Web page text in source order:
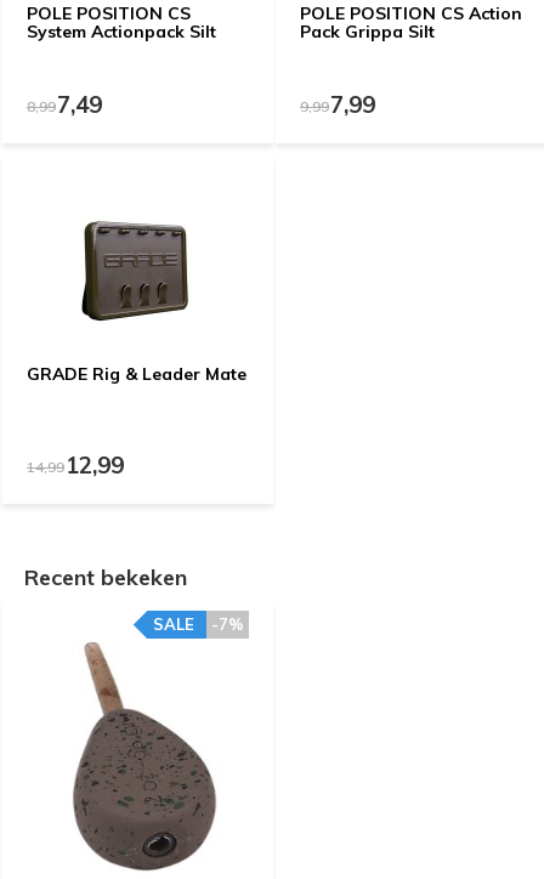
POLE POSITION CS
System Actionpack Silt
8,997,49
POLE POSITION CS Action
Pack Grippa Silt
9,997,99
GRADE Rig & Leader Mate
14,9912,99
Recent bekeken
-7%
SALE